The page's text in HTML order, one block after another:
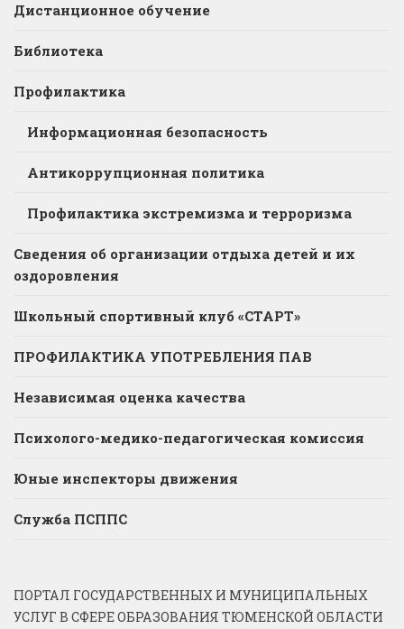
Дистанционное обучение
Библиотека
Профилактика
Информационная безопасность
Антикоррупционная политика
Профилактика экстремизма и терроризма
Сведения об организации отдыха детей и их
оздоровления
Школьный спортивный клуб «СТАРТ»
ПРОФИЛАКТИКА УПОТРЕБЛЕНИЯ ПАВ
Независимая оценка качества
Психолого-медико-педагогическая комиссия
Юные инспекторы движения
Служба ПСППС
ПОРТАЛ ГОСУДАРСТВЕННЫХ И МУНИЦИПАЛЬНЫХ
УСЛУГ В СФЕРЕ ОБРАЗОВАНИЯ ТЮМЕНСКОЙ ОБЛАСТИ